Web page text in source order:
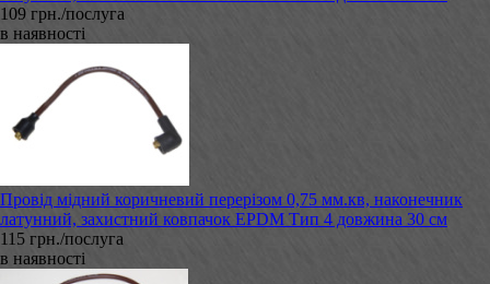
109 грн./послуга
в наявності
Провід мідний коричневий перерізом 0,75 мм.кв, наконечник
латунний, захистний ковпачок EPDM Тип 4 довжина 30 см
115 грн./послуга
в наявності